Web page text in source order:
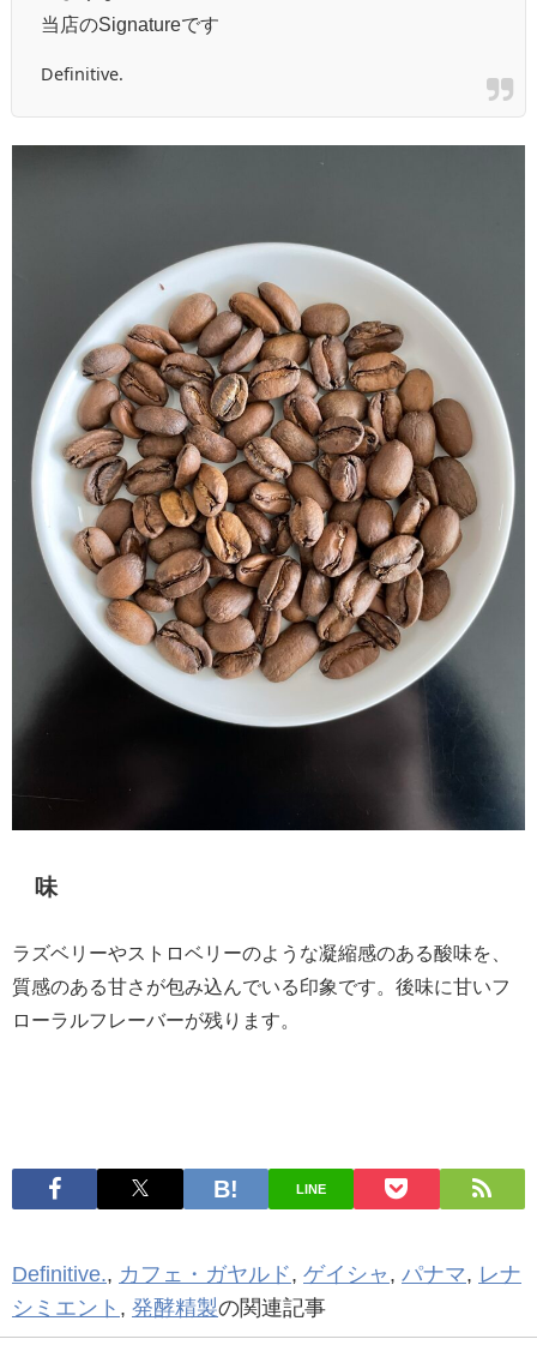
当店のSignatureです
Definitive.
味
ラズベリーやストロベリーのような凝縮感のある酸味を、
質感のある甘さが包み込んでいる印象です。後味に甘いフ
ローラルフレーバーが残ります。
LINE
Definitive., カフェ・ガヤルド, ゲイシャ , パナマ, レナ
シミエント , 発酵精製の関連記事